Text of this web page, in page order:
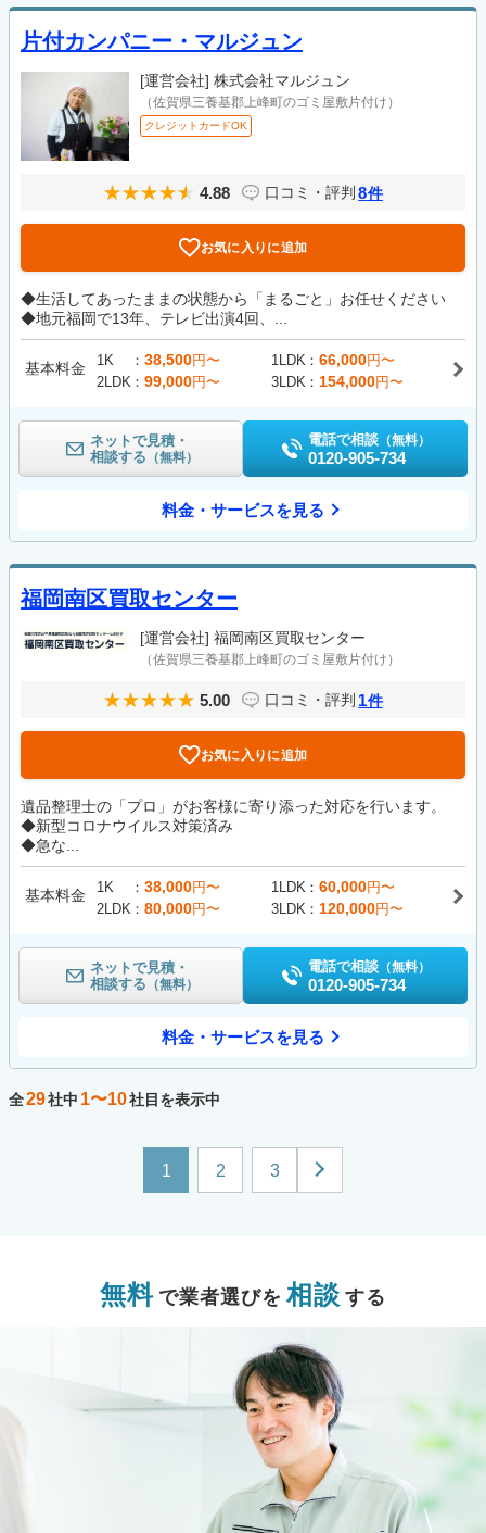
片付カンパニー・マルジュン
[運営会社] 株式会社マルジュン
（佐賀県三養基郡上峰町のゴミ屋敷片付け）
クレジットカードOK
4.88 口コミ・評判 8件
お気に入りに追加
◆生活してあったままの状態から「まるごと」お任せください
◆地元福岡で13年、テレビ出演4回、...
基本料金 1K 38,500円〜 1LDK 66,000円〜
2LDK
99,000円〜 3LDK 154,000円〜
ネットで見積・
相談する （無料）
電話で相談 （無料）
0120-905-734
料金・サービスを見る
福岡南区買取センター
[運営会社] 福岡南区買取センター
（佐賀県三養基郡上峰町のゴミ屋敷片付け）
5.00 口コミ・評判 1件
お気に入りに追加
遺品整理士の「プロ」がお客様に寄り添った対応を行います。
◆新型コロナウイルス対策済み
◆急な...
基本料金 1K 38,000円〜 1LDK 60,000円〜
2LDK
80,000円〜 3LDK 120,000円〜
ネットで見積・
相談する （無料）
電話で相談 （無料）
0120-905-734
料金・サービスを見る
全29社中 1〜10社目を表示中
1 2 3
無料 で業者選びを 相談 する